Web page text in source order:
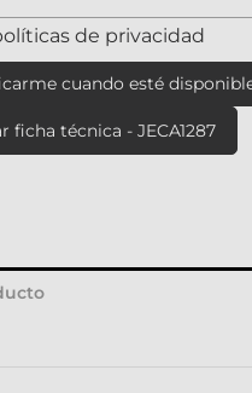
de privacidad
cuando esté
ficha técnica - JECA1287